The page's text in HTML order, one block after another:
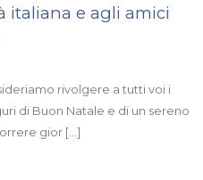
italiana e agli amici
rivolgere a tutti voi i
di Buon Natale e di un sereno
gior [...]